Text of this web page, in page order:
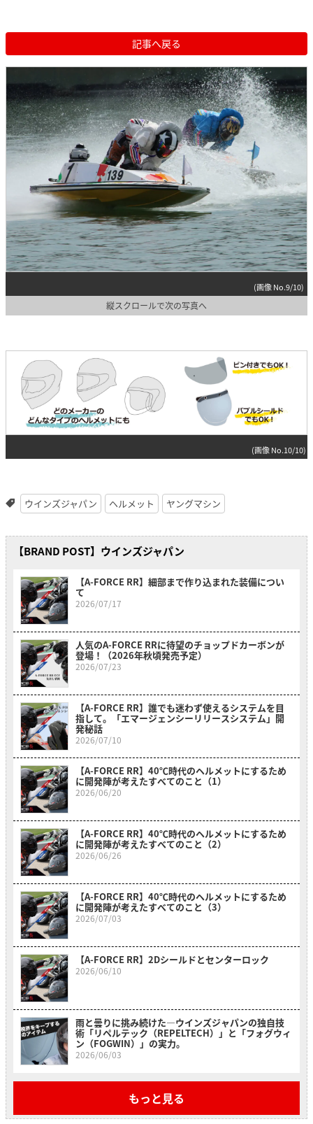
記事へ戻る
(画像 No.9/10)
縦スクロールで次の写真へ
(画像 No.10/10)
ウインズジャパン ヘルメット ヤングマシン
【BRAND POST】ウインズジャパン
【A-FORCE RR】細部まで作り込まれた装備につい
て
2026/07/17
人気のA-FORCE RRに待望のチョップドカーボンが
登場！（2026年秋頃発売予定）
2026/07/23
【A-FORCE RR】誰でも迷わず使えるシステムを目
指して。「エマージェンシーリリースシステム」開
発秘話
2026/07/10
【A-FORCE RR】40℃時代のヘルメットにするため
に開発陣が考えたすべてのこと（1）
2026/06/20
【A-FORCE RR】40℃時代のヘルメットにするため
に開発陣が考えたすべてのこと（2）
2026/06/26
【A-FORCE RR】40℃時代のヘルメットにするため
に開発陣が考えたすべてのこと（3）
2026/07/03
【A-FORCE RR】2Dシールドとセンターロック
2026/06/10
雨と曇りに挑み続けた―ウインズジャパンの独自技
術「リペルテック（REPELTECH）」と「フォグウィ
ン（FOGWIN）」の実力。
2026/06/03
もっと見る